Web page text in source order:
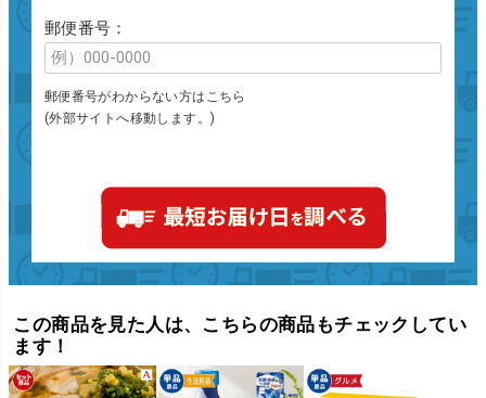
郵便番号：
郵便番号がわからない方はこちら
(外部サイトへ移動します。)
この商品を見た人は、こちらの商品もチェックしてい
ます！